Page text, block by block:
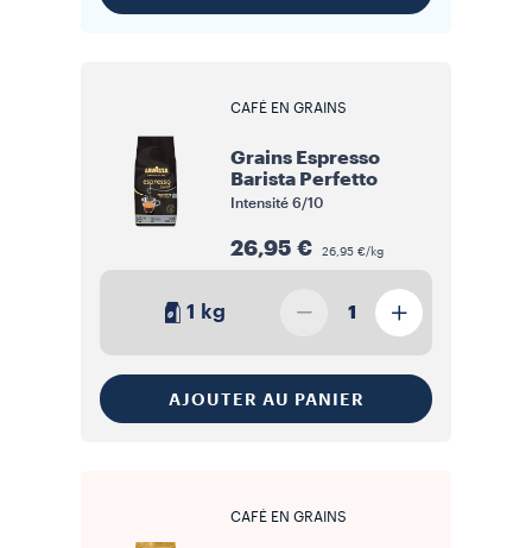
CAFÉ EN GRAINS
Grains Espresso
Barista Perfetto
Intensité 6/10
26,95 € 26,95 €/kg
1 kg 1
AJOUTER AU PANIER
CAFÉ EN GRAINS